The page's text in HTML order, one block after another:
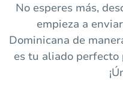
No esperes más,
empieza a
Dominicana de
es tu aliado perfecto